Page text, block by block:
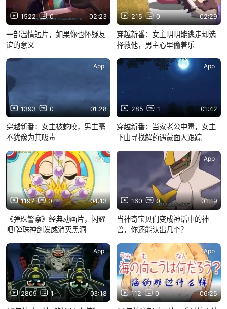
1522 0 02:23
一部温情短片，如果你也怀疑友
谊的意义
215 0 02:29
穿越新番：女主明明能逃走却选
择救他，男主心里偷着乐
1393 0 01:28
App
穿越新番：女主被蛇咬，男主毫
不犹豫为其吸毒
285 1 01:42
App
穿越新番：当家老公中毒，女主
下山寻找解药遇蒙面人跟踪
1197 0 04:13
App
《弹珠警察》经典动画片，闪耀
吧!弹珠神剑发威消灭黑洞
160 0 01:19
App
当神奇宝贝们变成神话中的神
兽，你还能认出几个？
2809 1 03:18
App
112 0 06:25
App